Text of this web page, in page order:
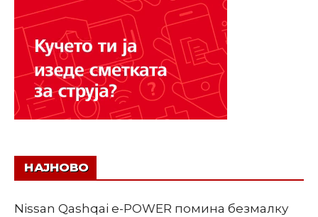
НАЈНОВО
Nissan Qashqai e-POWER помина безмалку